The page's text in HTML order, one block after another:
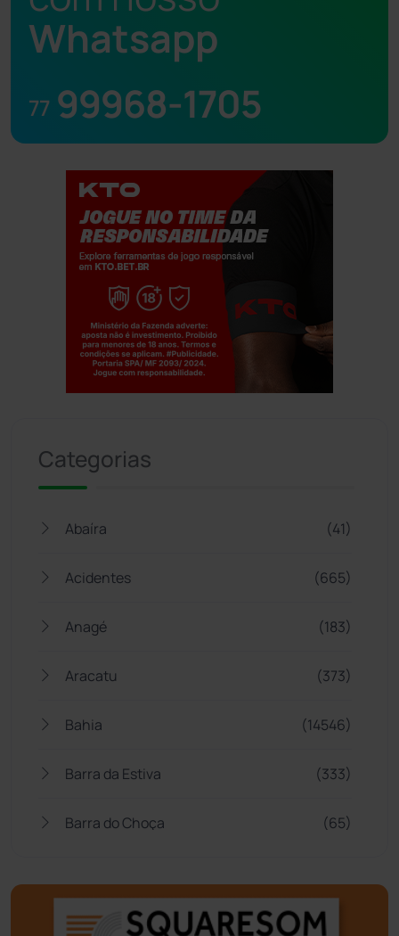
Whatsapp
77 99968-1705
Categorias
Abaíra (41)
Acidentes (665)
Anagé (183)
Aracatu (373)
Bahia (14546)
Barra da Estiva (333)
Barra do Choça (65)
Bom Jesus da Lapa (509)